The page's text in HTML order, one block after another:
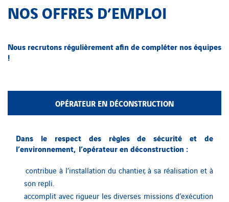
NOS OFFRES D’EMPLOI
Nous recrutons régulièrement afin de compléter nos équipes
!
OPÉRATEUR EN DÉCONSTRUCTION
Dans le respect des règles de sécurité et de
l’environnement, l’opérateur en déconstruction :
contribue à l’installation du chantier, à sa réalisation et à
son repli.
accomplit avec rigueur les diverses missions d’exécution